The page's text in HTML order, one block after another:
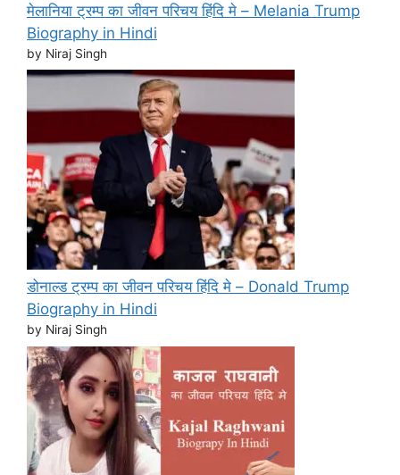
मेलानिया ट्रम्प का जीवन परिचय हिंदि मे – Melania Trump
Biography in Hindi
by Niraj Singh
डोनाल्ड ट्रम्प का जीवन परिचय हिंदि मे – Donald Trump
Biography in Hindi
by Niraj Singh